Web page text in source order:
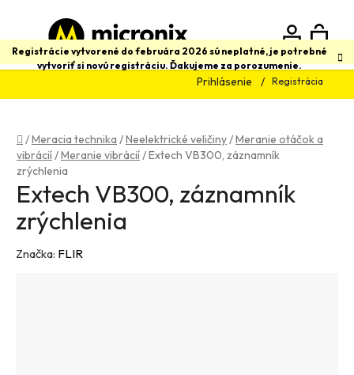
obsah
Registrácie vytvorené do februára 2026 sú neplatné, je potrebné
vytvoriť si novú registráciu. Ďakujeme za porozumenie.
Prihlásenie Registrácia
Hľadať
Domov
/Meracia technika /Neelektrické veličiny/Meranie otáčok a
vibrácií/Meranie vibrácií/Extech VB300, záznamník
zrýchlenia
Extech VB300, záznamník
zrýchlenia
Značka: FLIR